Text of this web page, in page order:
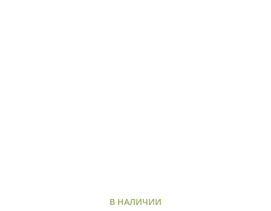
В НАЛИЧИИ